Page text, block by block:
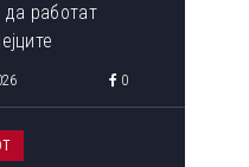
да работат
0